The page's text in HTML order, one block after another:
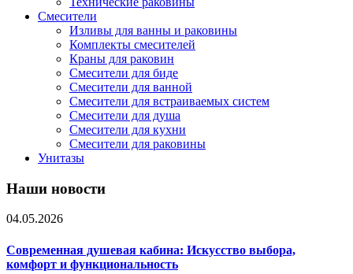
Смесители
Изливы для ванны и раковины
Комплекты смесителей
Краны для раковин
Смесители для биде
Смесители для ванной
Смесители для встраиваемых систем
Смесители для душа
Смесители для кухни
Смесители для раковины
Унитазы
Наши новости
04.05.2026
Современная душевая кабина: Искусство выбора,
комфорт и функциональность